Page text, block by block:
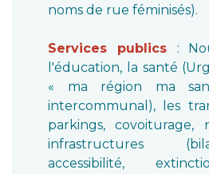
noms de rue féminisés).
Services publics :
l'éducation, la santé
« ma région ma
intercommunal), les
parkings,
infrastructures
accessibilité,